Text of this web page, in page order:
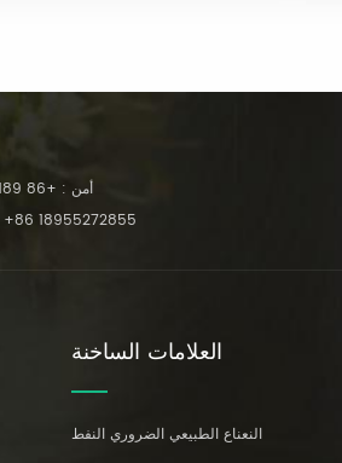
أمن : +86 189 5527 2855
+86 18955272855
العلامات الساخنة
النعناع الطبيعي الضروري النفط